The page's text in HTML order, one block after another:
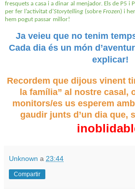
fresquets a casa i a dinar al menjador. Els de P5 i
per fer l’activitat d’Storytelling (sobre Frozen) i
hem pogut passar millor!
Ja veieu que no tenim
Cada dia és un món
explicar!
Recordem que dijous vinent
la família” al nostre casal,
monitors/es us esperem
gaudir junts d’un dia que,
Unknown a 23:44
Compartir